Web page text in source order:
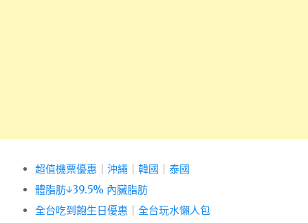
超值機票優惠 沖繩 韓國
泰國
體脂肪↓39.5% 內臟脂肪
全台吃到飽生日優惠
全台玩水懶人包